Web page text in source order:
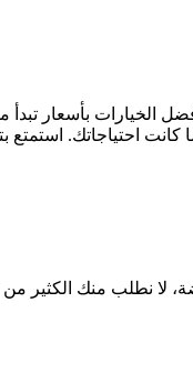
كانت احتياجاتك.
لا نطلب منك الكثير